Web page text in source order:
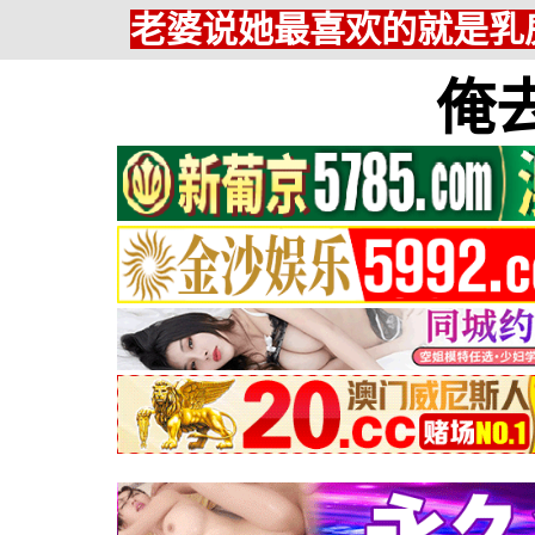
老婆说她最喜欢的就是
俺